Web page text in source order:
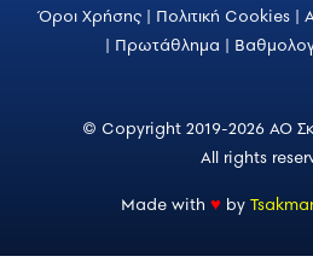
Όροι Χρήσης | Πολιτική Cookies |
| Πρωτάθλημα |
© Copyright 2019-2026 ΑΟ
All rights
Made with ♥ by